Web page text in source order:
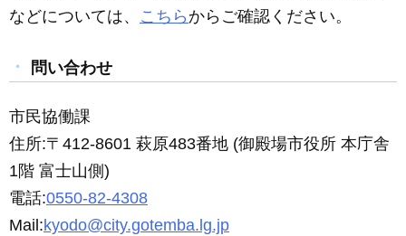
などについては、 こちらからご確認ください。
問い合わせ
市民協働課
住所:〒412-8601 萩原483番地 (御殿場市役所 本庁舎
1階 富士山側)
電話:0550-82-4308
Mail:kyodo@city.gotemba.lg.jp